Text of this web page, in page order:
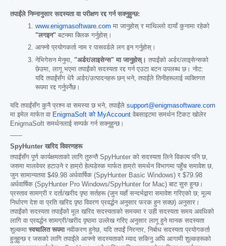
तपाईंले निम्नानुसार सदस्यता वा परीक्षण रद्द गर्न सक्नुहुन्छ:
www.enigmasoftware.com मा जानुहोस् र माथिल्लो दायाँ कुनामा रहेको
"लगइन" बटनमा क्लिक गर्नुहोस्।
आफ्नो प्रयोगकर्ता नाम र पासवर्डले लग इन गर्नुहोस्।
नेभिगेसन मेनुमा, "अर्डर/लाइसेन्स" मा जानुहोस्। तपाईंको अर्डर/लाइसेन्सको
छेउमा, लागू भएमा तपाईंको सदस्यता रद्द गर्न एउटा बटन उपलब्ध छ। नोट:
यदि तपाईंसँग धेरै अर्डर/उत्पादनहरू छन् भने, तपाईंले तिनीहरूलाई व्यक्तिगत
रूपमा रद्द गर्नुपर्नेछ।
यदि तपाईंसँग कुनै प्रश्न वा समस्या छ भने, तपाईंले support@enigmasoftware.com
मा इमेल मार्फत वा EnigmaSoft को MyAccount वेबसाइटमा समर्थन टिकट खोलेर
EnigmaSoft समर्थनलाई सम्पर्क गर्न सक्नुहुन्छ।
------
SpyHunter खरिद विवरणहरू
तपाईंसँग पूर्ण कार्यक्षमताको लागि तुरुन्तै SpyHunter को सदस्यता लिने विकल्प पनि छ,
जसमा मालवेयर हटाउने र हाम्रो हेल्पडेस्क मार्फत हाम्रो समर्थन विभागमा पहुँच समावेश छ,
जुन सामान्यतया $49.98 अर्धवार्षिक (SpyHunter Basic Windows) र $79.98
अर्धवार्षिक (SpyHunter Pro Windows/SpyHunter for Mac) बाट सुरु हुन्छ।
प्रस्ताव सामग्री र दर्ता/खरीद पृष्ठ सर्तहरू (जुन यहाँ सन्दर्भद्वारा समावेश गरिएको छ; मूल्य
निर्धारण देश वा प्रति खरिद पृष्ठ विवरण प्रवर्द्धन अनुसार फरक हुन सक्छ) अनुसार।
तपाईंको सदस्यता तपाईंको मूल खरिद सदस्यताको समयमा र उही सदस्यता समय अवधिको
लागि वा प्रवर्द्धन सामग्री/खरीद पृष्ठमा उल्लेख गरिए अनुसार लागू हुने मानक सदस्यता
शुल्कमा स्वचालित रूपमानवीकरण हुनेछ, यदि तपाईं निरन्तर, निर्बाध सदस्यता प्रयोगकर्ता
हुनुहुन्छ र जसको लागि तपाईंले आफ्नो सदस्यताको म्याद सकिनु अघि आगामी शुल्कहरूको